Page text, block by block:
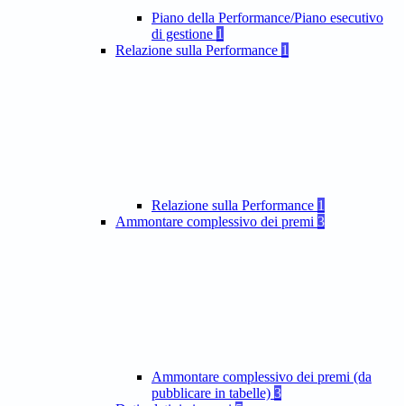
Piano della Performance/Piano esecutivo
di gestione 1
Relazione sulla Performance 1
Relazione sulla Performance 1
Ammontare complessivo dei premi 3
Ammontare complessivo dei premi (da
pubblicare in tabelle) 3